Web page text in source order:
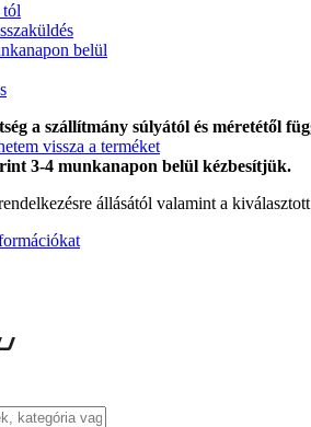
belül
a szállítmány súlyától és méretétől
vissza a terméket
3-4 munkanapon belül kézbesítjük.
állásától valamint a